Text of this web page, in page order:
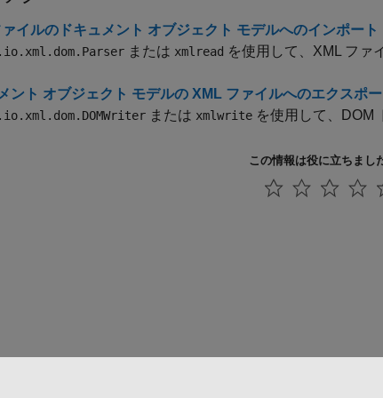
イルのドキュメント オブジェクト モデルへのインポート
または xmlread を使用して、XML ファ
ント オブジェクト モデルの XML ファイルへのエクスポー
または xmlwrite を使用して、DOM
この情報は役に立ちまし